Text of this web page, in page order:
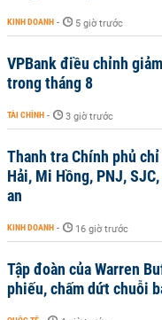
KINH DOANH - 5 giờ trước
VPBank điều chỉnh
trong tháng 8
TÀI CHÍNH - 3 giờ trước
Thanh tra Chính phủ
Hải, Mi Hồng, PNJ,
an
KINH DOANH - 16 giờ trước
Tập đoàn của Warren
phiếu, chấm dứt chuỗi